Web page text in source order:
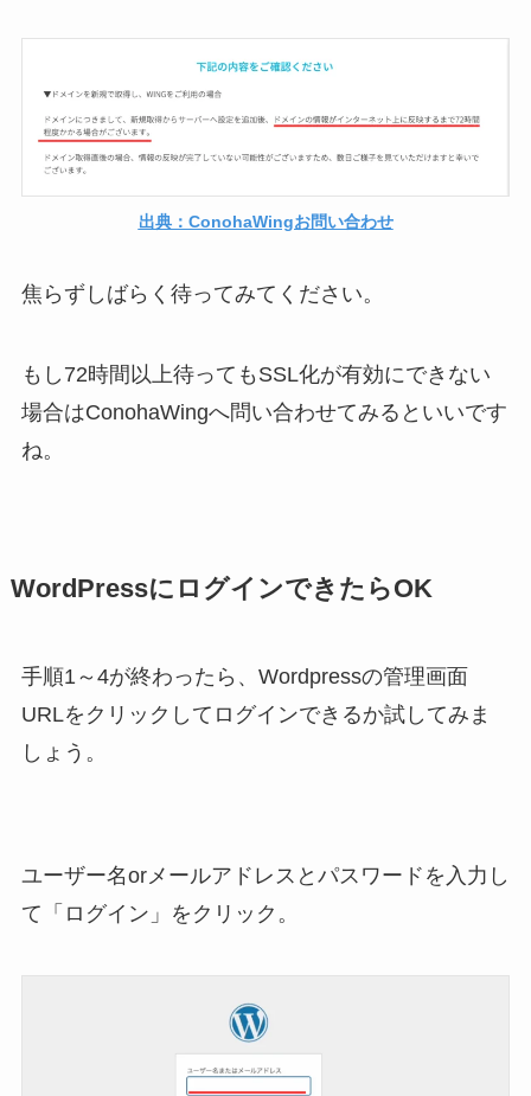
出典：ConohaWingお問い合わせ
焦らずしばらく待ってみてください。
もし72時間以上待ってもSSL化が有効にできない
場合はConohaWingへ問い合わせてみるといいです
ね。
WordPressにログインできたらOK
手順1～4が終わったら、Wordpressの管理画面
URLをクリックしてログインできるか試してみま
しょう。
ユーザー名orメールアドレスとパスワードを入力し
て「ログイン」をクリック。